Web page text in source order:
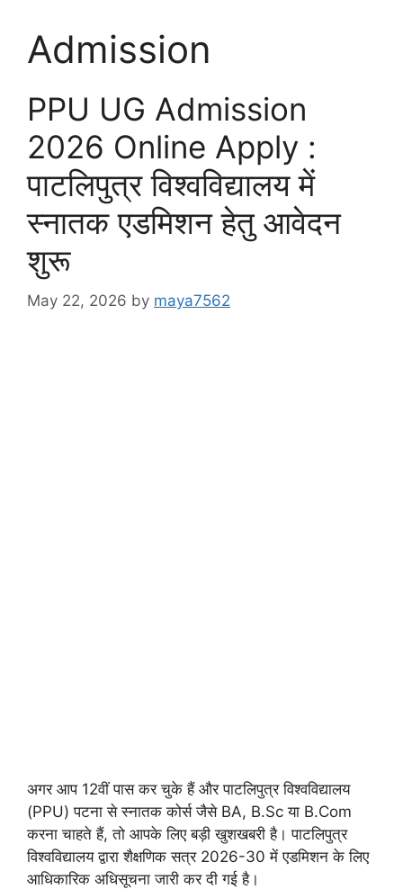
Admission
PPU UG Admission
2026 Online Apply :
पाटलिपुत्र विश्वविद्यालय में
स्नातक एडमिशन हेतु आवेदन
शुरू
May 22, 2026 by maya7562
अगर आप 12वीं पास कर चुके हैं और पाटलिपुत्र विश्वविद्यालय
(PPU) पटना से स्नातक कोर्स जैसे BA, B.Sc या B.Com
करना चाहते हैं, तो आपके लिए बड़ी खुशखबरी है। पाटलिपुत्र
विश्वविद्यालय द्वारा शैक्षणिक सत्र 2026-30 में एडमिशन के लिए
आधिकारिक अधिसूचना जारी कर दी गई है।